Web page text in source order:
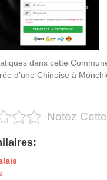
dans cette
d’une Chinoise à
Notez